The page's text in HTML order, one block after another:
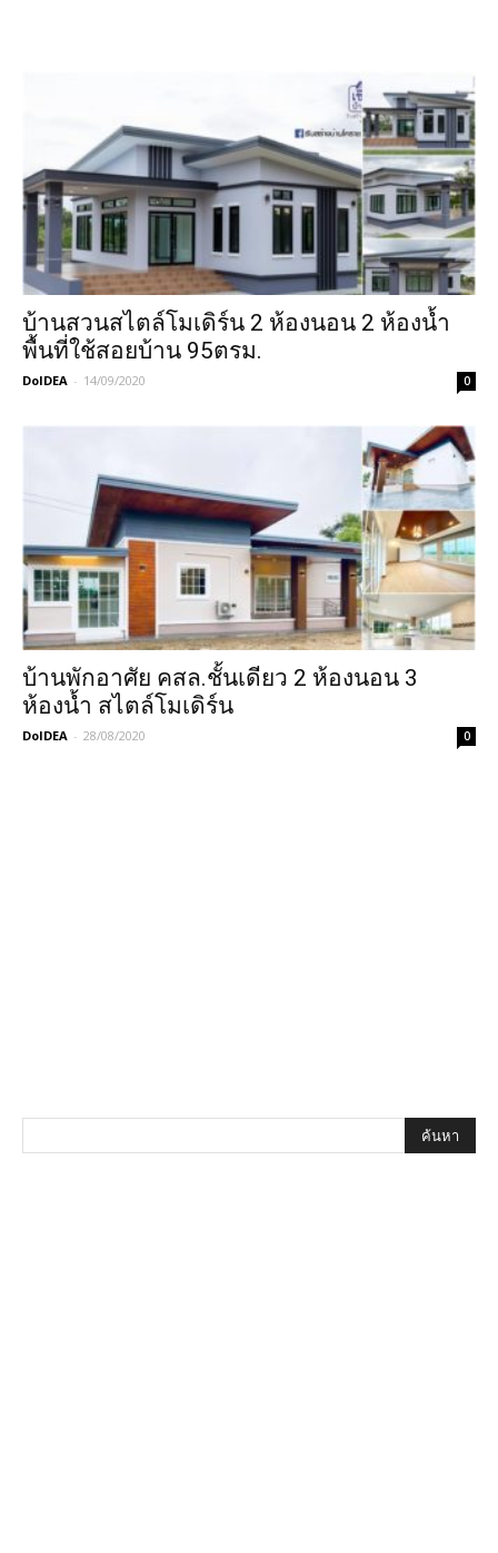
บ้านสวนสไตล์โมเดิร์น 2 ห้องนอน 2 ห้องน้ำ
พื้นที่ใช้สอยบ้าน 95ตรม.
DoIDEA - 14/09/2020 0
บ้านพักอาศัย คสล.ชั้นเดียว 2 ห้องนอน 3
ห้องน้ำ สไตล์โมเดิร์น
DoIDEA - 28/08/2020 0